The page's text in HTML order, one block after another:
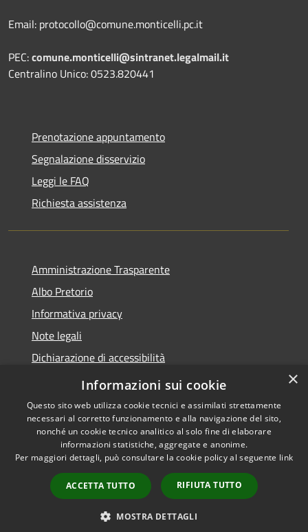
Email: protocollo@comune.monticelli.pc.it
PEC:comune.monticelli@sintranet.legalmail.it
Centralino Unico: 0523.820441
Prenotazione appuntamento
Segnalazione disservizio
Leggi le FAQ
Richiesta assistenza
Amministrazione Trasparente
Albo Pretorio
Informativa privacy
Note legali
Dichiarazione di accessibilità
Obiettivi di accessibilità
Accessibilità
Copyright © 2026 • Comune di
Monticelli d'Ongina • Powered
byMunicipium
Accesso
redazione
×
Informazioni sui cookie
Questo sito web utilizza cookie tecnici e assimilati strettamente
necessari al corretto funzionamento e alla navigazione del sito,
nonché un cookie tecnico analitico al solo fine di elaborare
informazioni statistiche, aggregate e anonime.
Per maggiori dettagli, può consultare la cookie policy al seguente link
ACCETTA TUTTO RIFIUTA TUTTO
MOSTRA DETTAGLI